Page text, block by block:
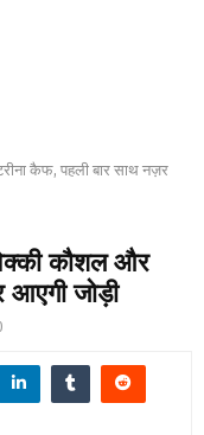
कैफ, पहली बार साथ नज़र
कौशल और
जोड़ी